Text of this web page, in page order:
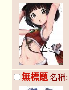
無標題 名稱: